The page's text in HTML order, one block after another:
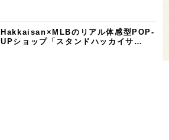
Hakkaisan×MLBのリアル体感型POP-
UPショップ「スタンドハッカイサ…